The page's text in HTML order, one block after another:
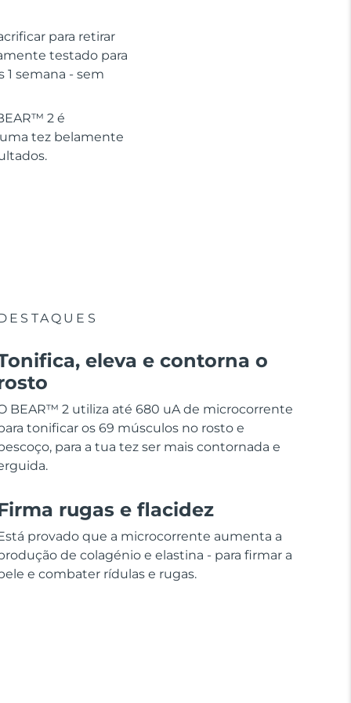
para retirar
testado para
semana - sem
2 é
tez belamente
eleva e contorna o
BEAR™ 2 utiliza até 680 uA de microcorrente
tonificar os 69 músculos no rosto e
para a tua tez ser mais contornada e
rugas e flacidez
provado que a microcorrente aumenta a
de colagénio e elastina - para firmar a
e combater rídulas e rugas.